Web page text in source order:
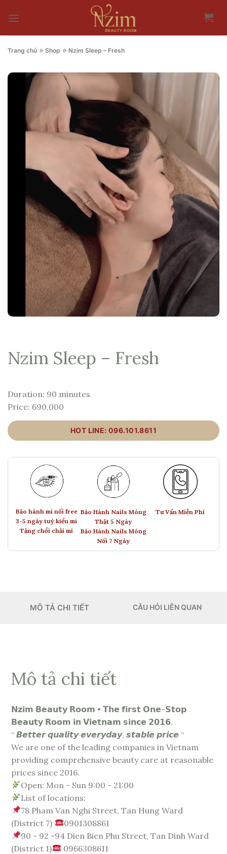
Trang chủ » Shop » Nzim Sleep – Fresh
Nzim Sleep – Fresh
Duration: 90 minutes
Price: 690,000
HOT LINE: 096.101.8611
Bảo hành mi nối free
3-5 ngày tuỳ kiểu mi
Tặng chổi chải mi
Bảo Hành Nails Móng
Thật 5 Ngày
Bảo Hành Nails Móng
Nối 7 Ngày
Tư Vấn Miễn Phí
MÔ TẢ CHI TIẾT CÂU HỎI LIÊN QUAN
Mô tả chi tiết
𝗡𝘇𝗶𝗺 𝗕𝗲𝗮𝘂𝘁𝘆 𝗥𝗼𝗼𝗺 • 𝗧𝗵𝗲 𝗳𝗶𝗿𝘀𝘁 𝗢𝗻𝗲-𝗦𝘁𝗼𝗽
𝗕𝗲𝗮𝘂𝘁𝘆 𝗥𝗼𝗼𝗺 𝗶𝗻 𝗩𝗶𝗲𝘁𝗻𝗮𝗺 𝘀𝗶𝗻𝗰𝗲 𝟮𝟬𝟭𝟲.
“ 𝘽𝙚𝙩𝙩𝙚𝙧 𝙦𝙪𝙖𝙡𝙞𝙩𝙮 𝙚𝙫𝙚𝙧𝙮𝙙𝙖𝙮, 𝙨𝙩𝙖𝙗𝙡𝙚 𝙥𝙧𝙞𝙘𝙚 “
We are one of the leading companies in Vietnam
providing comprehensive beauty care at reasonable
prices since 2016.
Open: Mon - Sun 9:00 - 21:00
List of locations:
78 Pham Van Nghi Street, Tan Hung Ward
(District 7)
0901308861
90 - 92 -94 Dien Bien Phu Street, Tan Dinh Ward
(District 1)
0966308611